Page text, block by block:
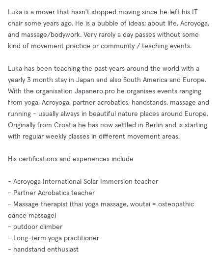
Luka is a mover that hasn't stopped moving since he left his IT
chair some years ago. He is a bubble of ideas; about life, Acroyoga,
and massage/bodywork. Very rarely a day passes without some
kind of movement practice or community / teaching events.
Luka has been teaching the past years around the world with a
yearly 3 month stay in Japan and also South America and Europe.
With the organisation Japanero.pro he organises events ranging
from yoga, Acroyoga, partner acrobatics, handstands, massage and
running - usually always in beautiful nature places around Europe.
Originally from Croatia he has now settled in Berlin and is starting
with regular weekly classes in different movement areas.
His certifications and experiences include
- Acroyoga International Solar Immersion teacher
- Partner Acrobatics teacher
- Massage therapist (thai yoga massage, woutai = osteopathic
dance massage)
- outdoor climber
- Long-term yoga practitioner
- handstand enthusiast